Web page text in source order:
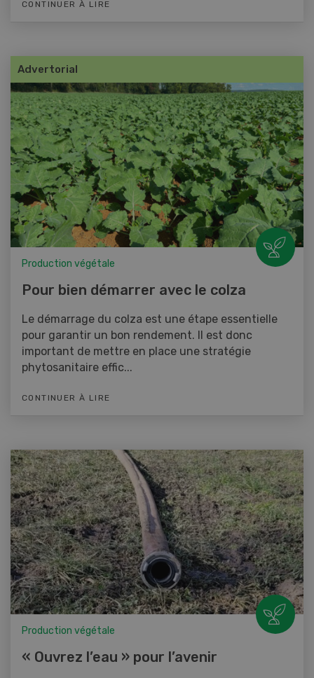
CONTINUER À LIRE
Advertorial
Production végétale
Pour bien démarrer avec le colza
Le démarrage du colza est une étape essentielle
pour garantir un bon rendement. Il est donc
important de mettre en place une stratégie
phytosanitaire effic...
CONTINUER À LIRE
Production végétale
« Ouvrez l’eau » pour l’avenir